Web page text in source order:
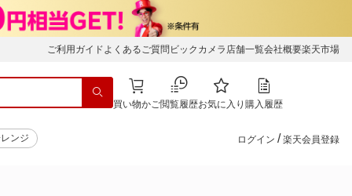
ご利用ガイド よくあるご質問 ビックカメラ店舗一覧会社概要楽天市場
買い物かご閲覧履歴お気に入り 購入履歴
ンジ ログイン / 楽天会員登録